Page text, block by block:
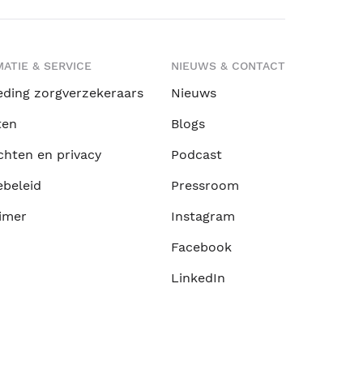
& SERVICE
zorgverzekeraars
en privacy
NIEUWS & CONTACT
Nieuws
Blogs
Podcast
Pressroom
Instagram
Facebook
LinkedIn